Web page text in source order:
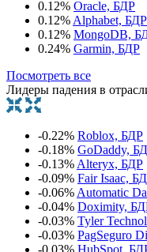
0.12% Oracle, БДР
0.12%Alphabet, БДР
0.12% MongoDB,
0.24% Garmin, БДР
Посмотреть все
Лидеры падения в
-0.22% Roblox, БДР
-0.18% GoDaddy,
-0.13%Alteryx, БДР
-0.09% Fair Isaac,
-0.06%Automatic
-0.04% Doximity,
-0.03% Tyler
-0.03% PagSeguro